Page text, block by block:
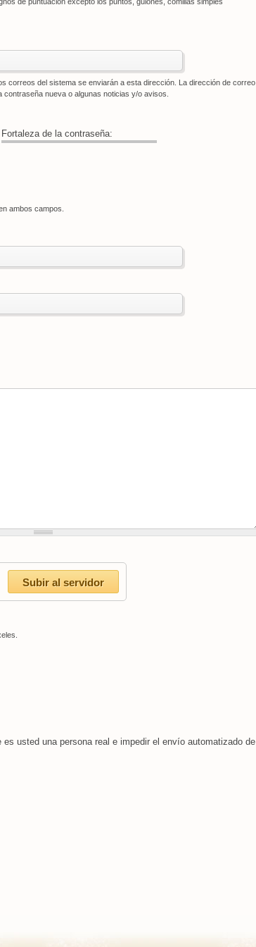
correos del sistema se enviarán a esta dirección. La dirección de correo
nueva o algunas noticias y/o avisos.
Fortaleza de la contraseña:
ambos campos.
usted una persona real e impedir el envío automatizado de